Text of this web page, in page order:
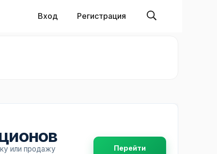
Вход Регистрация
или продажу Перейти